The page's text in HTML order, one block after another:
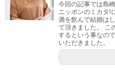
今回の記事では島
ニッポンのミカタ!
酒を飲んで結婚は
て頂きました。 こ
するという事なの
いただきました。